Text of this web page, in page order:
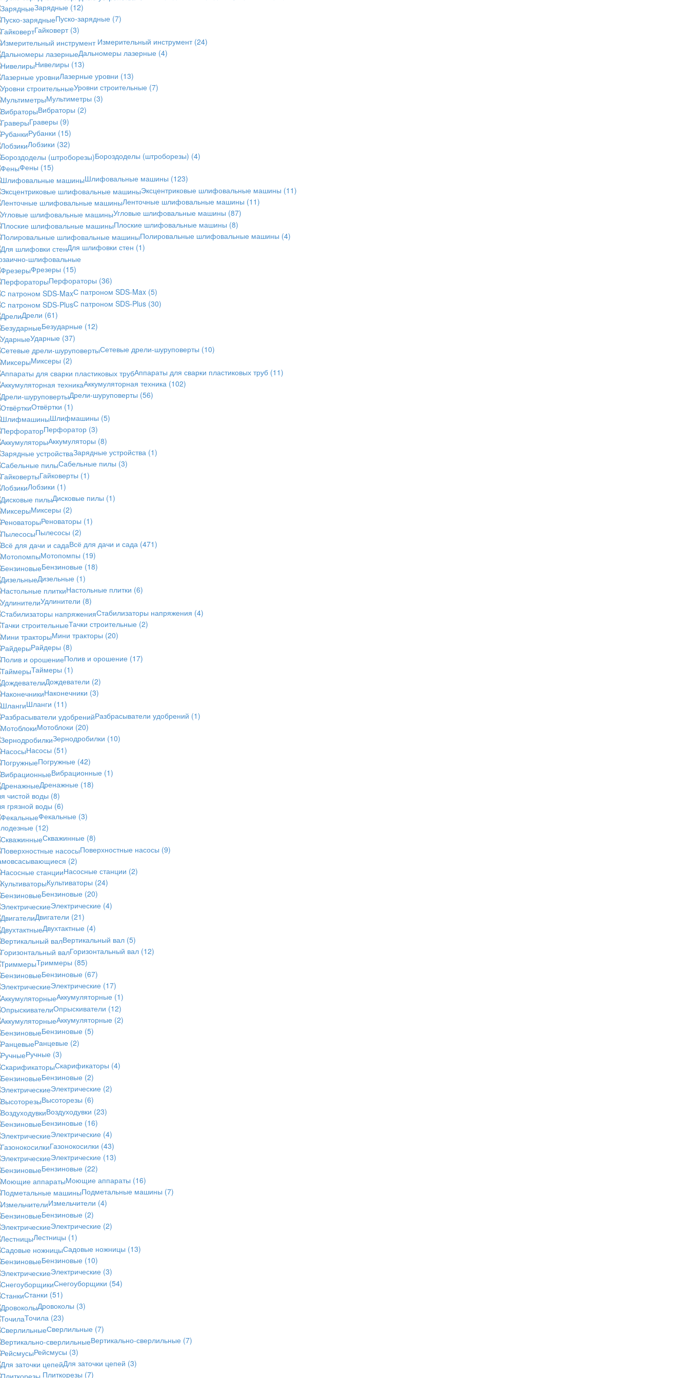
Зарядные (12)
Пуско-зарядные (7)
Гайковерт (3)
Измерительный инструмент (24)
Дальномеры лазерные (4)
Нивелиры (13)
Лазерные уровни (13)
Уровни строительные (7)
Мультиметры (3)
Вибраторы (2)
Граверы (9)
Рубанки (15)
Лобзики (32)
Бороздоделы (штроборезы) (4)
Фены (15)
Шлифовальные машины (123)
Эксцентриковые шлифовальные машины (11)
Ленточные шлифовальные машины (11)
Угловые шлифовальные машины (87)
Плоские шлифовальные машины (8)
Полировальные шлифовальные машины (4)
Для шлифовки стен (1)
шлифовальные
Фрезеры (15)
Перфораторы (36)
С патроном SDS-Max (5)
С патроном SDS-Plus (30)
Дрели (61)
Безударные (12)
Ударные (37)
Сетевые дрели-шуруповерты (10)
Миксеры (2)
Аппараты для сварки пластиковых труб (11)
Аккумуляторная техника (102)
Дрели-шуруповерты (56)
Отвёртки (1)
Шлифмашины (5)
Перфоратор (3)
Аккумуляторы (8)
Зарядные устройства (1)
Сабельные пилы (3)
Гайковерты (1)
Лобзики (1)
Дисковые пилы (1)
Миксеры (2)
Реноваторы (1)
Пылесосы (2)
Всё для дачи и сада (471)
Мотопомпы (19)
Бензиновые (18)
Дизельные (1)
Настольные плитки (6)
Удлинители (8)
Стабилизаторы напряжения (4)
Тачки строительные (2)
Мини тракторы (20)
Райдеры (8)
Полив и орошение (17)
Таймеры (1)
Дождеватели (2)
Наконечники (3)
Шланги (11)
Разбрасыватели удобрений (1)
Мотоблоки (20)
Зернодробилки (10)
Насосы (51)
Погружные (42)
Вибрационные (1)
Дренажные (18)
чистой воды (8)
грязной воды (6)
Фекальные (3)
(12)
Скважинные (8)
Поверхностные насосы (9)
(2)
Насосные станции (2)
Культиваторы (24)
Бензиновые (20)
Электрические (4)
Двигатели (21)
Двухтактные (4)
Вертикальный вал (5)
Горизонтальный вал (12)
Триммеры (85)
Бензиновые (67)
Электрические (17)
Аккумуляторные (1)
Опрыскиватели (12)
Аккумуляторные (2)
Бензиновые (5)
Ранцевые (2)
Ручные (3)
Скарификаторы (4)
Бензиновые (2)
Электрические (2)
Высоторезы (6)
Воздуходувки (23)
Бензиновые (16)
Электрические (4)
Газонокосилки (43)
Электрические (13)
Бензиновые (22)
Моющие аппараты (16)
Подметальные машины (7)
Измельчители (4)
Бензиновые (2)
Электрические (2)
Лестницы (1)
Садовые ножницы (13)
Бензиновые (10)
Электрические (3)
Снегоуборщики (54)
Станки (51)
Дровоколы (3)
Точила (23)
Сверлильные (7)
Вертикально-сверлильные (7)
Рейсмусы (3)
Для заточки цепей (3)
Плиткорезы (7)